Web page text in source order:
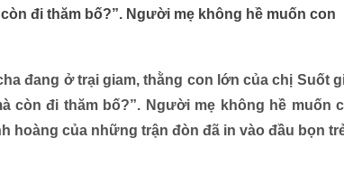
đi thăm bố?”. Người mẹ không hề muốn con
đang ở trại giam, thằng con lớn của chị Suốt
còn đi thăm bố?”. Người mẹ không hề muốn
hoàng của những trận đòn đã in vào đầu bọn